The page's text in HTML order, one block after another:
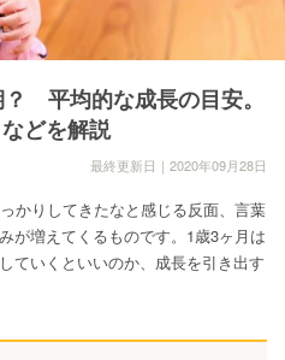
平均的な成長の目安。
どを解説
最終更新日｜2020年09月28日
かりしてきたなと感じる反面、言葉
が増えてくるものです。1歳3ヶ月は
ていくといいのか、成長を引き出す